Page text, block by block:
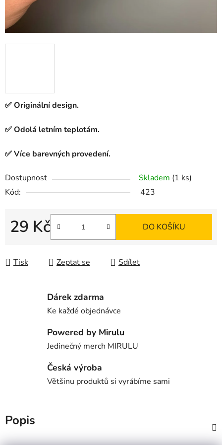
✅ Originální design.
✅ Odolá letním teplotám.
✅ Více barevných provedení.
Dostupnost Skladem (1 ks)
Kód:
423
29 Kč
Měrná cena:
DO KOŠÍKU
Tisk Zeptat se Sdílet
Dárek zdarma
Ke každé objednávce
Powered by Mirulu
Jedinečný merch MIRULU
Česká výroba
Většinu produktů si vyrábíme sami
Popis